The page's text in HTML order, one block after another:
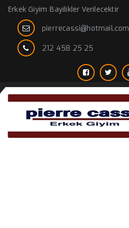
Erkek Giyim Bayilikler Verilecektir
pierrecassi@hotmail.com
212 458 25 25